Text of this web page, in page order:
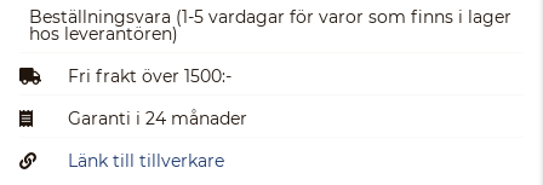
Beställningsvara (1-5 vardagar för varor som finns i lager
hos leverantören)
Fri frakt över 1500:-
Garanti i 24 månader
Länk till tillverkare